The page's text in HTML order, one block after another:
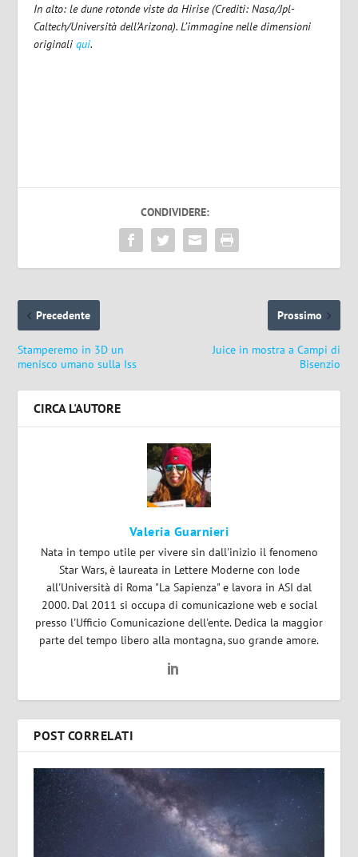
In alto: le dune rotonde viste da Hirise (Crediti: Nasa/Jpl-
Caltech/Università dell’Arizona). L’immagine nelle dimensioni
originaliqui.
CONDIVIDERE:
Precedente
Stamperemo in 3D un
menisco umano sulla Iss
Prossimo
Juice in mostra a Campi di
Bisenzio
CIRCA L'AUTORE
Valeria Guarnieri
Nata in tempo utile per vivere sin dall'inizio il fenomeno
Star Wars, è laureata in Lettere Moderne con lode
all'Università di Roma "La Sapienza" e lavora in ASI dal
2000. Dal 2011 si occupa di comunicazione web e social
presso l'Ufficio Comunicazione dell'ente. Dedica la maggior
parte del tempo libero alla montagna, suo grande amore.
POST CORRELATI